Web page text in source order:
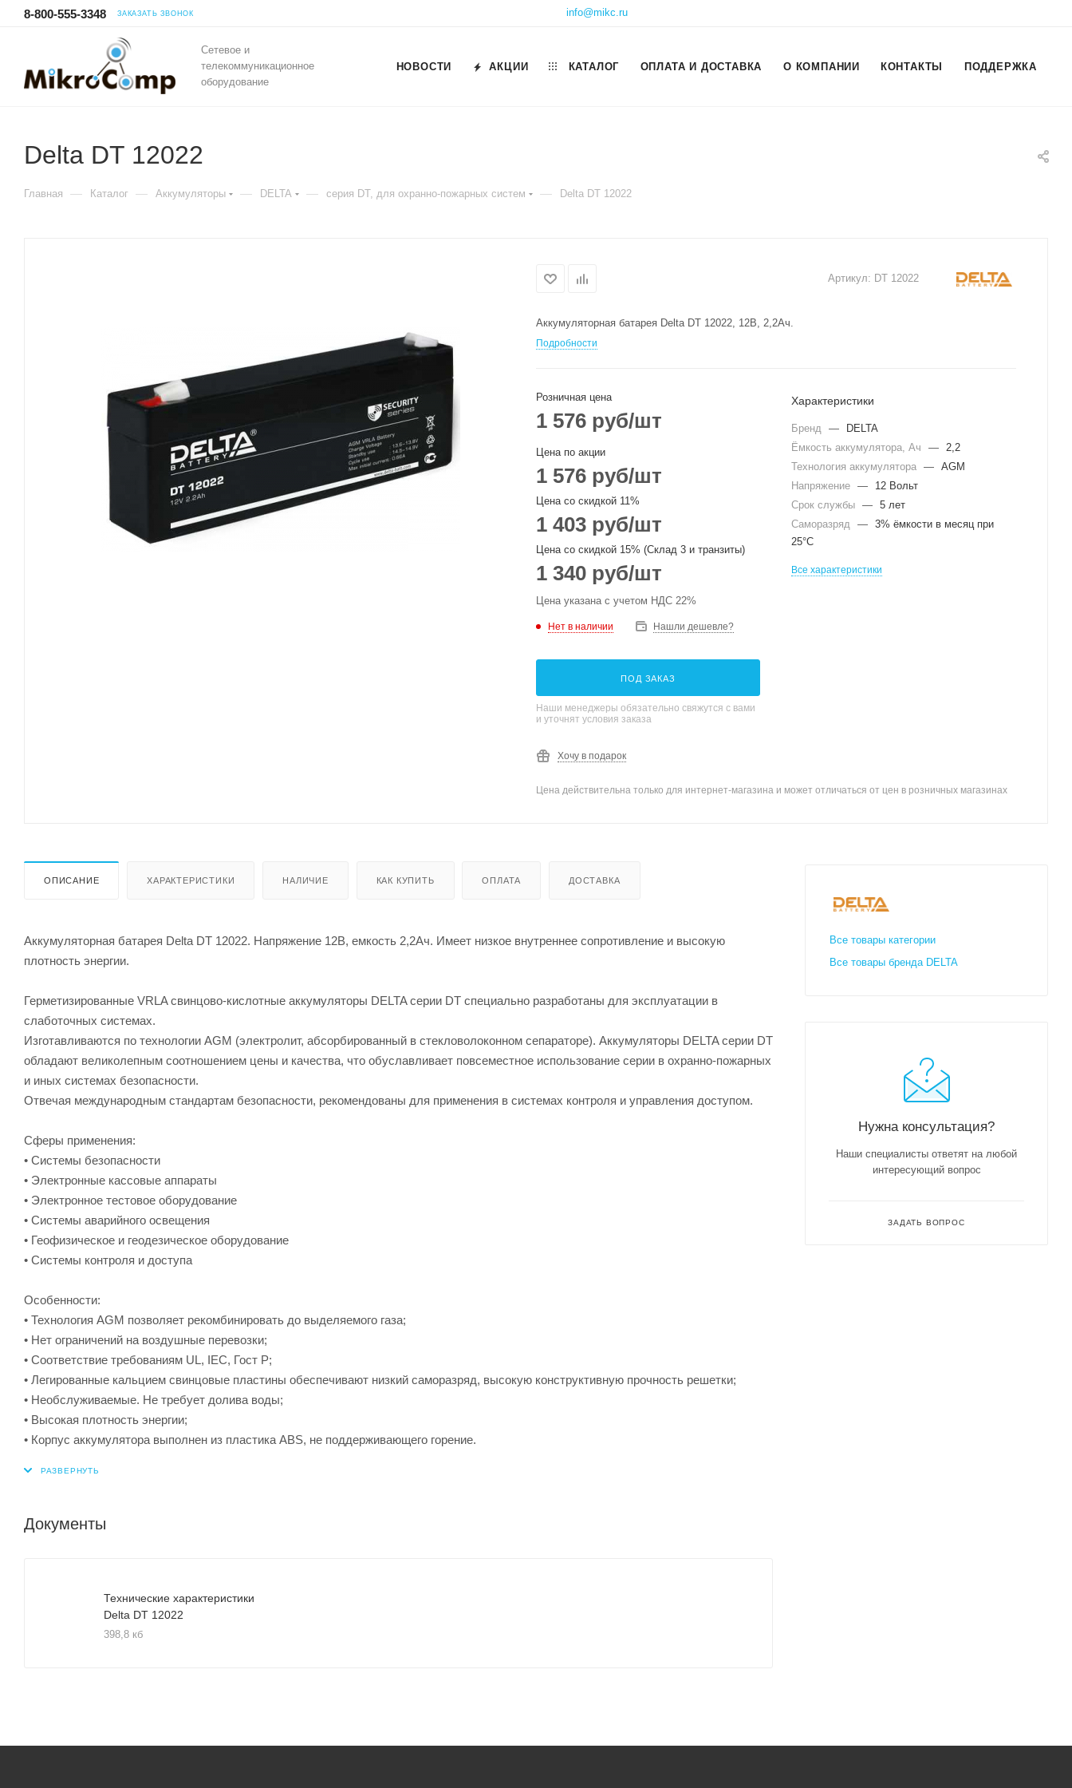
8-800-555-3348 ЗАКАЗАТЬ ЗВОНОК info@mikc.ru
Сетевое и
телекоммуникационное
оборудование
НОВОСТИ АКЦИИ КАТАЛОГ ОПЛАТА И ДОСТАВКА О КОМПАНИИ КОНТАКТЫ ПОДДЕРЖКА
Delta DT 12022
Главная — Каталог — Аккумуляторы — DELTA — серия DT, для охранно-пожарных систем — Delta DT 12022
Артикул: DT 12022
Аккумуляторная батарея Delta DT 12022, 12В, 2,2Ач.
Подробности
Розничная цена
1 576 руб/шт
Цена по акции
1 576 руб/шт
Цена со скидкой 11%
1 403 руб/шт
Цена со скидкой 15% (Склад 3 и транзиты)
1 340 руб/шт
Цена указана с учетом НДС 22%
Нет в наличии Нашли дешевле?
ПОД ЗАКАЗ
Наши менеджеры обязательно свяжутся с вами
и уточнят условия заказа
Хочу в подарок
Характеристики
Бренд —
DELTA
Ёмкость аккумулятора, Ач
— 2,2
Технология аккумулятора — AGM
Напряжение —
12 Вольт
Срок службы — 5 лет
Саморазряд — 3% ёмкости в месяц при
25°С
Все характеристики
Цена действительна только для интернет-магазина и может отличаться от цен в розничных магазинах
ОПИСАНИЕ ХАРАКТЕРИСТИКИ НАЛИЧИЕ КАК КУПИТЬ ОПЛАТА ДОСТАВКА
Аккумуляторная батарея Delta DT 12022. Напряжение 12В, емкость 2,2Ач. Имеет низкое внутреннее сопротивление и высокую
плотность энергии.
Герметизированные VRLA свинцово-кислотные аккумуляторы DELTA серии DT специально разработаны для эксплуатации в
слаботочных системах.
Изготавливаются по технологии AGM (электролит, абсорбированный в стекловолоконном сепараторе). Аккумуляторы DELTA серии DT
обладают великолепным соотношением цены и качества, что обуславливает повсеместное использование серии в охранно-пожарных
и иных системах безопасности.
Отвечая международным стандартам безопасности, рекомендованы для применения в системах контроля и управления доступом.
Cферы применения:
• Системы безопасности
• Электронные кассовые аппараты
• Электронное тестовое оборудование
• Системы аварийного освещения
• Геофизическое и геодезическое оборудование
• Системы контроля и доступа
Особенности:
• Технология AGM позволяет рекомбинировать до выделяемого газа;
• Нет ограничений на воздушные перевозки;
• Соответствие требованиям UL, IEC, Гост Р;
• Легированные кальцием свинцовые пластины обеспечивают низкий саморазряд, высокую конструктивную прочность решетки;
• Необслуживаемые. Не требует долива воды;
• Высокая плотность энергии;
• Корпус аккумулятора выполнен из пластика ABS, не поддерживающего горение.
Документы
Технические характеристики
Delta DT 12022
398,8 кб
Все товары категории
Все товары бренда DELTA
Нужна консультация?
Наши специалисты ответят на любой
интересующий вопрос
ЗАДАТЬ ВОПРОС